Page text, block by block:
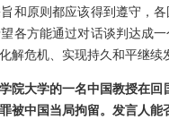
和原则都应该得到遵守，
各方能通过对话谈判达成
解危机、实现持久和平继续
院大学的一名中国教授在
被中国当局拘留。发言人能